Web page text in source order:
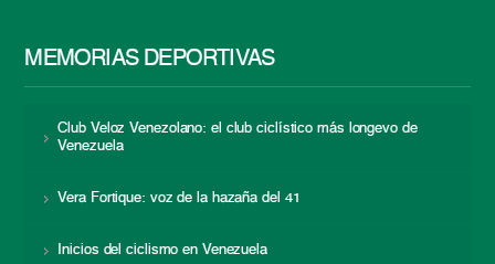
MEMORIAS DEPORTIVAS
Club Veloz Venezolano: el club ciclístico más longevo de
Venezuela
Vera Fortique: voz de la hazaña del 41
Inicios del ciclismo en Venezuela